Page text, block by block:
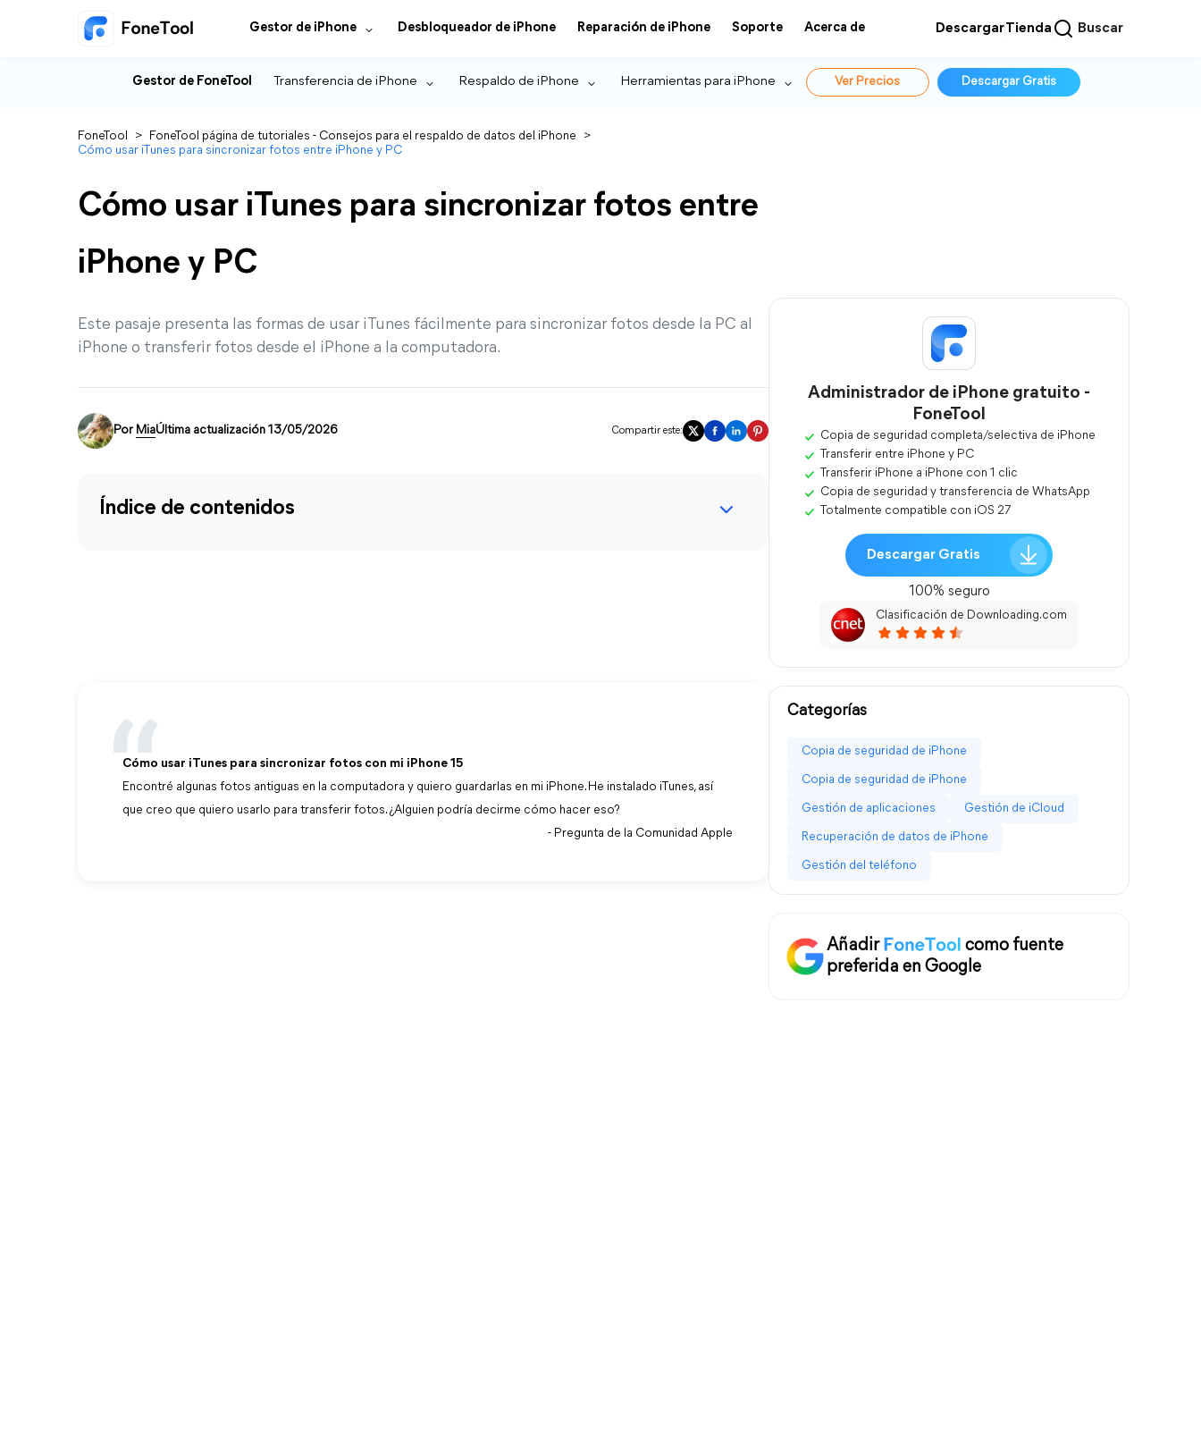
Gestor de iPhone Desbloqueador de iPhone Reparación de iPhone Soporte Acerca de DescargarTienda Buscar
Gestor de FoneTool Transferencia de iPhone Respaldo de iPhone Herramientas para iPhone Ver Precios Descargar Gratis
FoneTool > FoneTool página de tutoriales - Consejos para el respaldo de datos del iPhone
>
Cómo usar iTunes para sincronizar fotos entre iPhone y PC
Cómo usar iTunes para sincronizar fotos entre
iPhone y PC
Este pasaje presenta las formas de usar iTunes fácilmente para sincronizar fotos desde la PC al
iPhone o transferir fotos desde el iPhone a la computadora.
Por MiaÚltima actualización 13/05/2026 Compartir este:
Índice de contenidos
Cómo usar iTunes para sincronizar fotos con mi iPhone 15
Encontré algunas fotos antiguas en la computadora y quiero guardarlas en mi iPhone. He instalado iTunes, así
que creo que quiero usarlo para transferir fotos. ¿Alguien podría decirme cómo hacer eso?
- Pregunta de la Comunidad Apple
Administrador de iPhone gratuito -
FoneTool
Copia de seguridad completa/selectiva de iPhone
Transferir entre iPhone y PC
Transferir iPhone a iPhone con 1 clic
Copia de seguridad y transferencia de WhatsApp
Totalmente compatible con iOS 27
Descargar Gratis
100% seguro
Clasificación de Downloading.com
Categorías
Copia de seguridad de iPhone
Copia de seguridad de iPhone
Gestión de aplicaciones Gestión de iCloud
Recuperación de datos de iPhone
Gestión del teléfono
Añadir
como fuente
preferida en Google